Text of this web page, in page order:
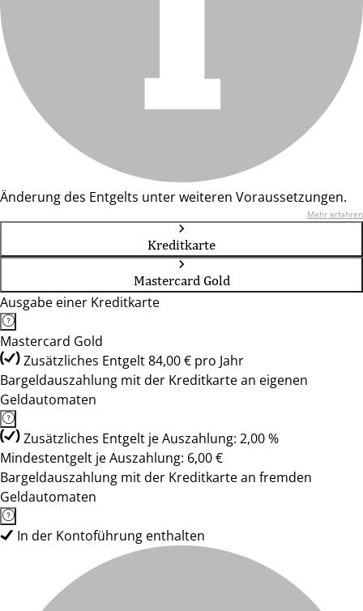
Änderung des Entgelts unter weiteren Voraussetzungen.
Mehr erfahren
Kreditkarte
Mastercard Gold
Ausgabe einer Kreditkarte
Mastercard Gold
Zusätzliches Entgelt 84,00 € pro Jahr
Bargeldauszahlung mit der Kreditkarte an eigenen
Geldautomaten
Zusätzliches Entgelt je Auszahlung: 2,00 %
Mindestentgelt je Auszahlung: 6,00 €
Bargeldauszahlung mit der Kreditkarte an fremden
Geldautomaten
In der Kontoführung enthalten